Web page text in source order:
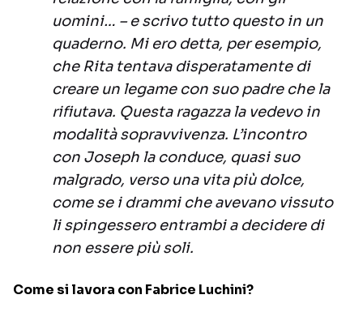
uomini… – e scrivo tutto questo in un
quaderno. Mi ero detta, per esempio,
che Rita tentava disperatamente di
creare un legame con suo padre che la
rifiutava. Questa ragazza la vedevo in
modalità sopravvivenza. L’incontro
con Joseph la conduce, quasi suo
malgrado, verso una vita più dolce,
come se i drammi che avevano vissuto
li spingessero entrambi a decidere di
non essere più soli.
Come si lavora con Fabrice Luchini?